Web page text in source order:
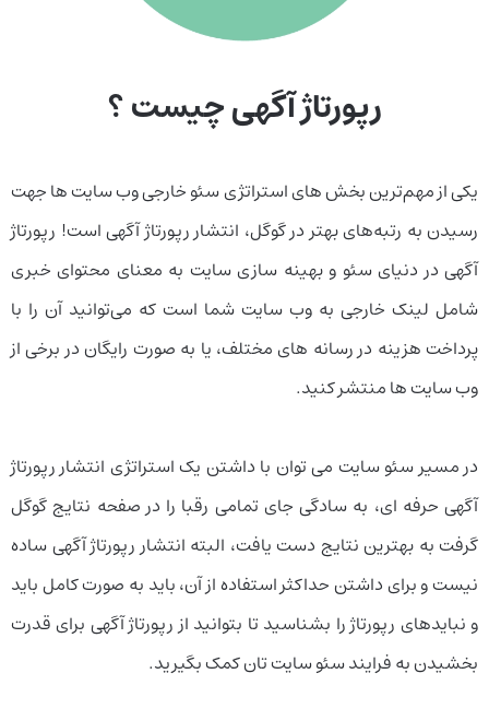
رپورتاژ آگهی چیست ؟
یکی از مهم‌ترین بخش‌ های استراتژی سئو خارجی وب سایت‌ ها جهت
رسیدن به رتبه‌های بهتر در گوگل، انتشار رپورتاژ آگهی است! رپورتاژ
آگهی در دنیای سئو و بهینه سازی سایت به معنای محتوای خبری
شامل لینک خارجی به وب سایت شما است که می‌توانید آن را با
پرداخت هزینه در رسانه‌ های مختلف، یا به صورت رایگان در برخی از
وب سایت‌ ها منتشر کنید.
در مسیر سئو سایت می‌ توان با داشتن یک استراتژی انتشار رپورتاژ
آگهی حرفه‌ ای، به سادگی جای تمامی رقبا را در صفحه نتایج گوگل
گرفت به بهترین نتایج دست یافت، البته انتشار رپورتاژ آگهی‌ ساده
نیست و برای داشتن حداکثر استفاده از آن، باید به صورت کامل باید
و نبایدهای رپورتاژ را بشناسید تا بتوانید از رپورتاژ آگهی برای قدرت
بخشیدن به فرایند سئو سایت‌ تان کمک بگیرید.